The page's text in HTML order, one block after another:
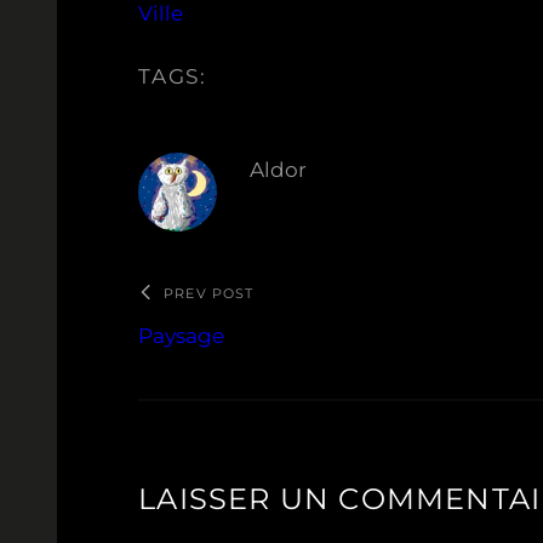
Ville
TAGS:
Aldor
PREV POST
Paysage
LAISSER UN